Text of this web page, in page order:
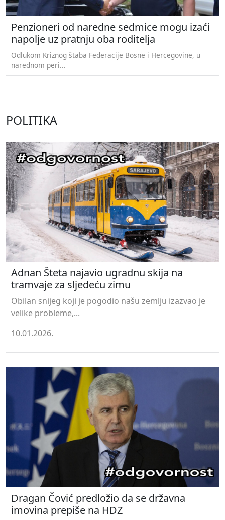
Penzioneri od naredne sedmice mogu izaći
napolje uz pratnju oba roditelja
Odlukom Kriznog štaba Federacije Bosne i Hercegovine, u
narednom peri...
POLITIKA
Adnan Šteta najavio ugradnu skija na
tramvaje za sljedeću zimu
Obilan snijeg koji je pogodio našu zemlju izazvao je
velike probleme,...
10.01.2026.
Dragan Čović predložio da se državna
imovina prepiše na HDZ